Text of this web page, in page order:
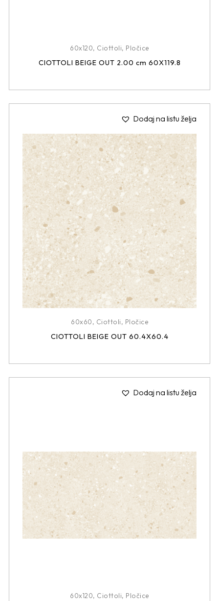
60x120, Ciottoli, Pločice
CIOTTOLI BEIGE OUT 2.00 cm 60X119.8
Dodaj na listu želja
60x60, Ciottoli, Pločice
CIOTTOLI BEIGE OUT 60.4X60.4
Dodaj na listu želja
60x120, Ciottoli, Pločice